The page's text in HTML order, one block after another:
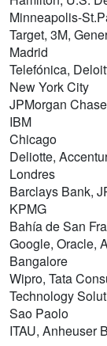
Minneapolis-
Target, 3M,
Madrid
Telefónica,
New York City
JPMorgan
IBM
Chicago
Deliotte,
Londres
Barclays Bank,
KPMG
Bahía de San
Google, Oracle,
Bangalore
Wipro, Tata
Technology
Sao Paolo
ITAU, Anheuser